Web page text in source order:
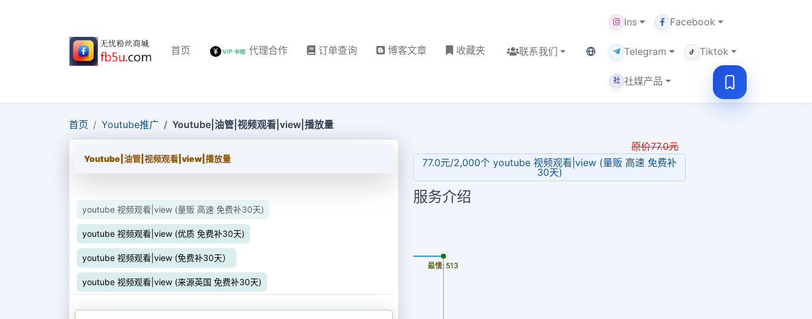
首页 代理合作 订单查询 博客文章 收藏夹 联系我们 当前语言：中文
Ins Facebook
Telegram Tiktok
社 社媒产品
首页 Youtube推广 Youtube|油管|视频观看|view|播放量
Youtube|油管|视频观看|view|播放量
youtube 视频观看|view (量贩 高速 免费补30天)
youtube 视频观看|view (优质 免费补30天)
youtube 视频观看|view (免费补30天）
youtube 视频观看|view (来源英国 免费补30天)
原价77.0元
77.0元/2,000个 youtube 视频观看|view (量贩 高速 免费补
30天)
服务介绍
最慢: 513
最快: 513